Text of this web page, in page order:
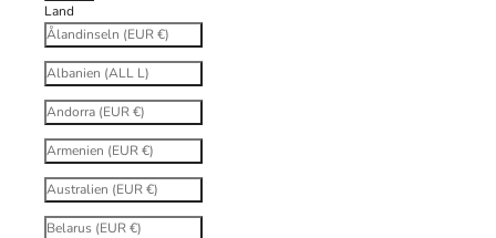
Land
Ålandinseln (EUR €)
Albanien (ALL L)
Andorra (EUR €)
Armenien (EUR €)
Australien (EUR €)
Belarus (EUR €)